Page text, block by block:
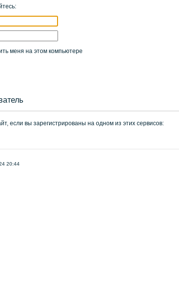
меня на этом компьютере
если вы зарегистрированы на одном из этих сервисов:
20:44